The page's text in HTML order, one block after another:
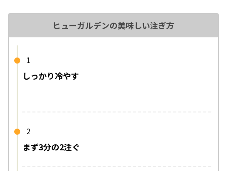
ヒューガルデンの美味しい注ぎ方
1
しっかり冷やす
2
まず3分の2注ぐ